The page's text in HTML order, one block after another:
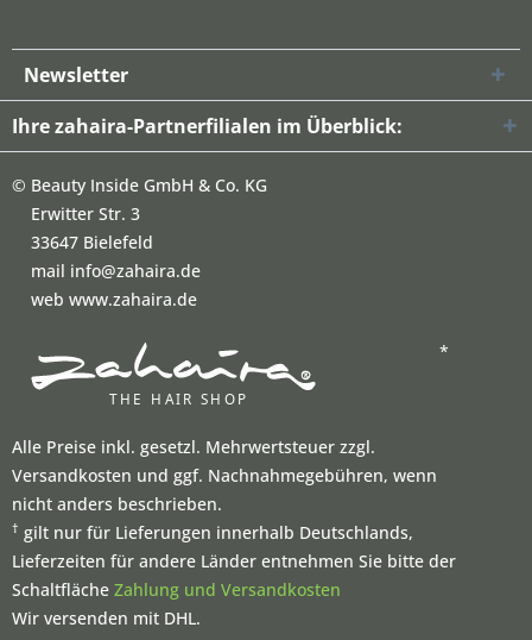
Newsletter
Ihre zahaira-Partnerfilialen im Überblick:
© Beauty Inside GmbH & Co. KG
Erwitter Str. 3
33647 Bielefeld
mail info@zahaira.de
web www.zahaira.de
*
Alle Preise inkl. gesetzl. Mehrwertsteuer zzgl.
Versandkosten und ggf. Nachnahmegebühren, wenn
nicht anders beschrieben.
† gilt nur für Lieferungen innerhalb Deutschlands,
Lieferzeiten für andere Länder entnehmen Sie bitte der
Schaltfläche Zahlung und Versandkosten
Wir versenden mit DHL.